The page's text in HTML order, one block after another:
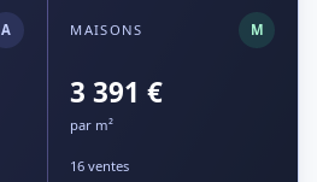
A MAISONS M
3 391 €
par m²
16 ventes